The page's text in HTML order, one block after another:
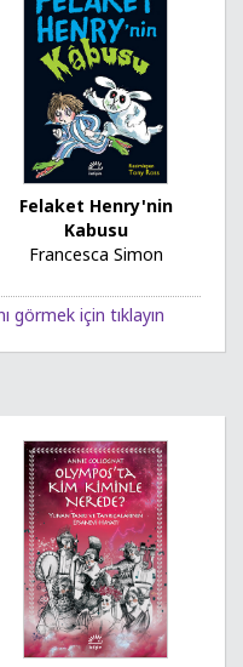
Felaket Henry'nin
Kabusu
Francesca Simon
görmek için tıklayın